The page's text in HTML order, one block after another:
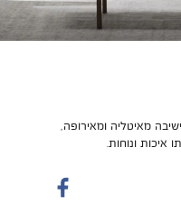
מאיטליה ומאירופה,
איכות ונוחות.